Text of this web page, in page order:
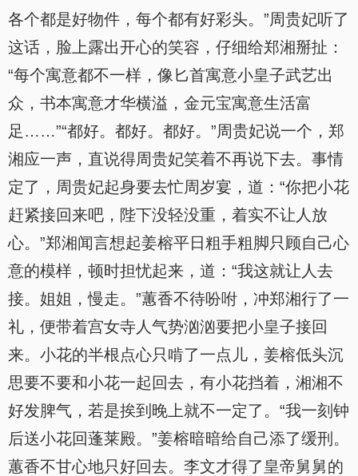
各个都是好物件，每个都有好彩头。”周贵妃听了
这话，脸上露出开心的笑容，仔细给郑湘掰扯：
“每个寓意都不一样，像匕首寓意小皇子武艺出
众，书本寓意才华横溢，金元宝寓意生活富
足……”“都好。都好。都好。”周贵妃说一个，郑
湘应一声，直说得周贵妃笑着不再说下去。事情
定了，周贵妃起身要去忙周岁宴，道：“你把小花
赶紧接回来吧，陛下没轻没重，着实不让人放
心。”郑湘闻言想起姜榕平日粗手粗脚只顾自己心
意的模样，顿时担忧起来，道：“我这就让人去
接。姐姐，慢走。”蕙香不待吩咐，冲郑湘行了一
礼，便带着宫女寺人气势汹汹要把小皇子接回
来。小花的半根点心只啃了一点儿，姜榕低头沉
思要不要和小花一起回去，有小花挡着，湘湘不
好发脾气，若是挨到晚上就不一定了。“我一刻钟
后送小花回蓬莱殿。”姜榕暗暗给自己添了缓刑。
蕙香不甘心地只好回去。李文才得了皇帝舅舅的